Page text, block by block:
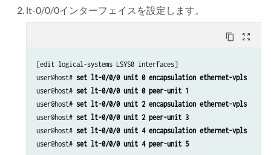
lt-0/0/0インターフェイスを設定します。
content_copy zoom_out_map
[edit logical-systems LSYS0 interfaces]
user@host# set lt-0/0/0 unit 0 encapsulation ethernet-vpls
user@host# set lt-0/0/0 unit 0 peer-unit 1
user@host# set lt-0/0/0 unit 2 encapsulation ethernet-vpls
user@host# set lt-0/0/0 unit 2 peer-unit 3
user@host# set lt-0/0/0 unit 4 encapsulation ethernet-vpls
user@host# set lt-0/0/0 unit 4 peer-unit 5